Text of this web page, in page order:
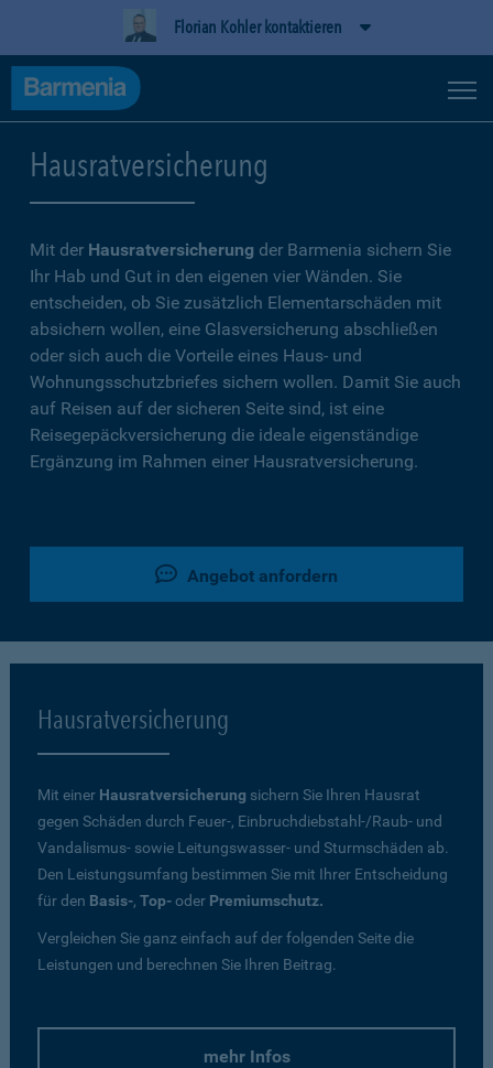
Florian Kohler kontaktieren
Hausratversicherung
Mit der Hausratversicherung der Barmenia sichern Sie
Ihr Hab und Gut in den eigenen vier Wänden. Sie
entscheiden, ob Sie zusätzlich Elementarschäden mit
absichern wollen, eine Glasversicherung abschließen
oder sich auch die Vorteile eines Haus- und
Wohnungsschutzbriefes sichern wollen. Damit Sie auch
auf Reisen auf der sicheren Seite sind, ist eine
Reisegepäckversicherung die ideale eigenständige
Ergänzung im Rahmen einer Hausratversicherung.
Angebot anfordern
Hausratversicherung
Mit einer Hausratversicherung sichern Sie Ihren Hausrat
gegen Schäden durch Feuer-, Einbruchdiebstahl-/Raub- und
Vandalismus- sowie Leitungswasser- und Sturmschäden ab.
Den Leistungsumfang bestimmen Sie mit Ihrer Entscheidung
für den Basis-, Top-oder Premiumschutz.
Vergleichen Sie ganz einfach auf der folgenden Seite die
Leistungen und berechnen Sie Ihren Beitrag.
mehr Infos